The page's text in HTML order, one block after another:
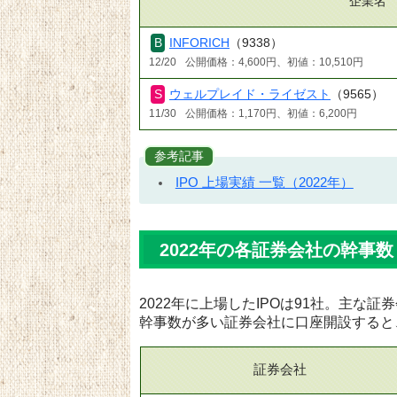
INFORICH （9338）
12/20 公開価格：4,600円、初値：10,510円
ウェルプレイド・ライゼスト （9565）
11/30 公開価格：1,170円、初値：6,200円
参考記事
IPO 上場実績 一覧（2022年）
2022年の各証券会社の幹事数
2022年に上場したIPOは91社。主な証
幹事数が多い証券会社に口座開設する
証券会社